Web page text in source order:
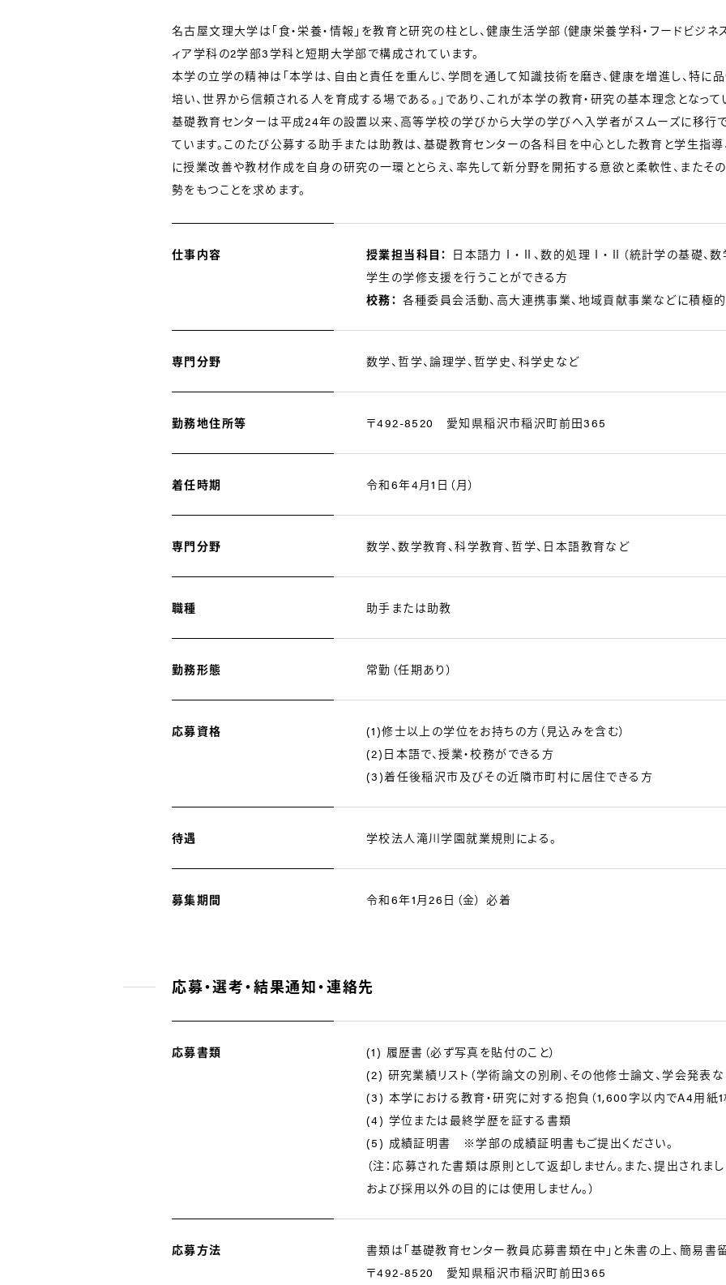
名古屋文理大学は「食・栄養・情報」を教育と研究の柱とし、健康生活学部（健康栄養学科・フードビジネ
ィア学科の2学部3学科と短期大学部で構成されています。
本学の立学の精神は「本学は、自由と責任を重んじ、学問を通して知識技術を磨き、健康を増進し、特に
培い、世界から信頼される人を育成する場である。」であり、これが本学の教育・研究の基本理念となって
基礎教育センターは平成24年の設置以来、高等学校の学びから大学の学びへ入学者がスムーズに移行で
ています。このたび公募する助手または助教は、基礎教育センターの各科目を中心とした教育と学生指
に授業改善や教材作成を自身の研究の一環ととらえ、率先して新分野を開拓する意欲と柔軟性、またそ
勢をもつことを求めます。
仕事内容 授業担当科目： 日本語力Ⅰ・Ⅱ、数的処理Ⅰ・Ⅱ（統計学の基礎、数
学生の学修支援を行うことができる方
校務： 各種委員会活動、高大連携事業、地域貢献事業などに積極
専門分野 数学、哲学、論理学、哲学史、科学史など
勤務地住所等 〒492-8520 愛知県稲沢市稲沢町前田365
着任時期 令和6年4月1日（月）
専門分野 数学、数学教育、科学教育、哲学、日本語教育など
職種 助手または助教
勤務形態 常勤（任期あり）
応募資格
(1)修士以上の学位をお持ちの方（見込みを含む）
(2)日本語で、授業・校務ができる方
(3)着任後稲沢市及びその近隣市町村に居住できる方
待遇 学校法人滝川学園就業規則による。
募集期間 令和6年1月26日（金） 必着
応募・選考・結果通知・連絡先
応募書類
(1) 履歴書（必ず写真を貼付のこと）
(2) 研究業績リスト（学術論文の別刷、その他修士論文、学会発表な
(3) 本学における教育・研究に対する抱負（1,600字以内でA4用紙1
(4) 学位または最終学歴を証する書類
(5) 成績証明書 ※学部の成績証明書もご提出ください。
（注：応募された書類は原則として返却しません。また、提出され
および採用以外の目的には使用しません。）
応募方法
書類は「基礎教育センター教員応募書類在中」と朱書の上、簡易書
〒492-8520 愛知県稲沢市稲沢町前田365